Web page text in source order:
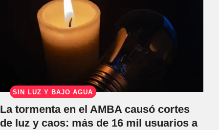
SIN LUZ Y BAJO AGUA
La tormenta en el AMBA causó cortes
de luz y caos: más de 16 mil usuarios a